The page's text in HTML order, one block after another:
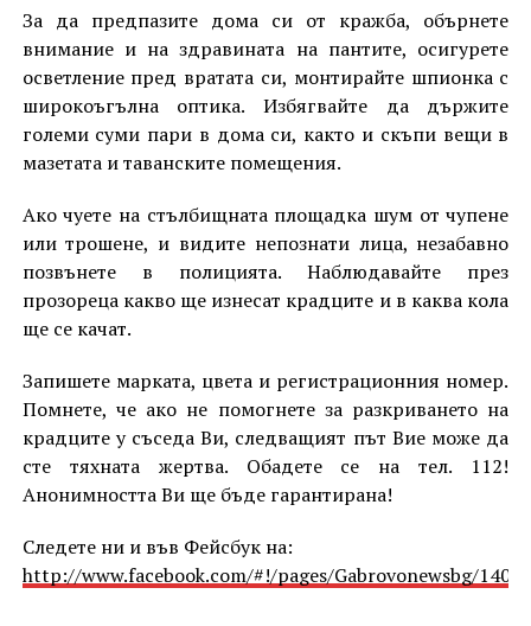
За да предпазите дома си от кражба, обърнете
внимание и на здравината на пантите, осигурете
осветление пред вратата си, монтирайте шпионка с
широкоъгълна оптика. Избягвайте да държите
големи суми пари в дома си, както и скъпи вещи в
мазетата и таванските помещения.
Ако чуете на стълбищната площадка шум от чупене
или трошене, и видите непознати лица, незабавно
позвънете в полицията. Наблюдавайте през
прозореца какво ще изнесат крадците и в каква кола
ще се качат.
Запишете марката, цвета и регистрационния номер.
Помнете, че ако не помогнете за разкриването на
крадците у съседа Ви, следващият път Вие може да
сте тяхната жертва. Обадете се на тел. 112!
Анонимността Ви ще бъде гарантирана!
Следете ни и във Фейсбук на:
http://www.facebook.com/#!/pages/Gabrovonewsbg/